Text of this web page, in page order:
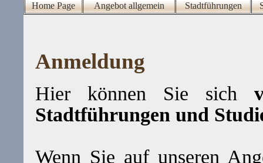
Home Page Angebot allgemein Stadtführungen
Anmeldung
Hier können Sie sich
Stadtführungen und
Wenn Sie auf unseren